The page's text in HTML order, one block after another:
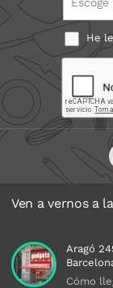
He
Ven a vernos a
Aragó
Cómo